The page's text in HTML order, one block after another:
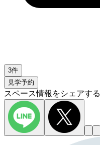
3件
見学予約
スペース情報をシェアする